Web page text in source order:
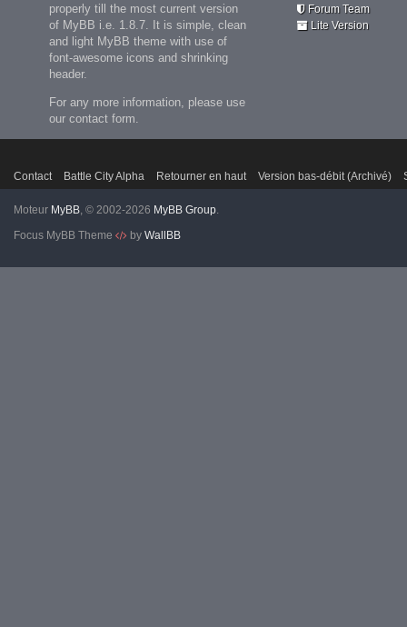
properly till the most current version
of MyBB i.e. 1.8.7. It is simple, clean
and light MyBB theme with use of
font-awesome icons and shrinking
header.
For any more information, please use
our contact form.
Forum Team
Lite Version
Contact Battle City Alpha Retourner en haut Version bas-débit (Archivé)
Moteur MyBB, © 2002-2026 MyBB Group.
Focus MyBB Theme
by WallBB